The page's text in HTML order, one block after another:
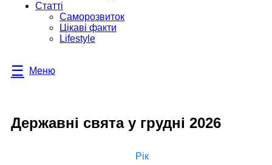
Статті
Саморозвиток
Цікаві факти
Lifestyle
Меню
Державні свята у грудні 2026
Рік